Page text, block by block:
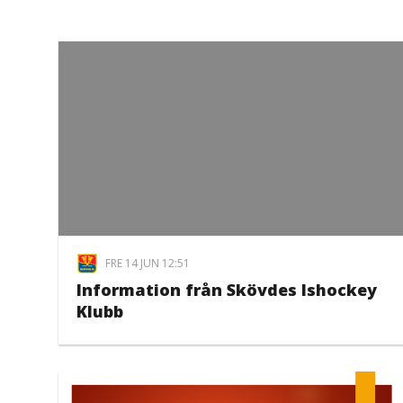
FRE 14 JUN 12:51
Information från Skövdes Ishockey
Klubb